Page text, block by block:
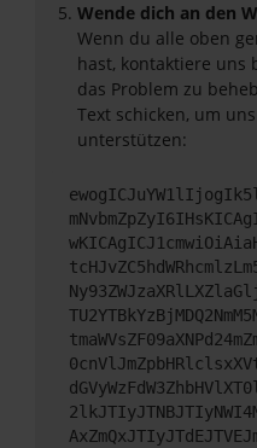
Wende dich an den
Wenn du alle oben
hast, kontaktiere uns
das Problem zu
Text schicken, um
unterstützen: